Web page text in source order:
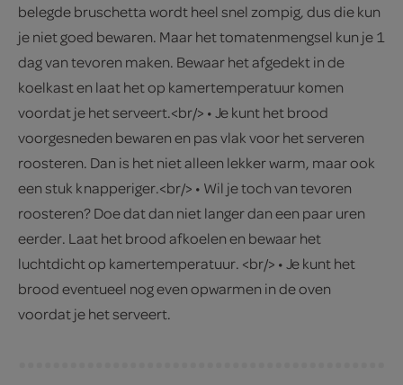
belegde bruschetta wordt heel snel zompig, dus die kun
je niet goed bewaren. Maar het tomatenmengsel kun je 1
dag van tevoren maken. Bewaar het afgedekt in de
koelkast en laat het op kamertemperatuur komen
voordat je het serveert.<br/> • Je kunt het brood
voorgesneden bewaren en pas vlak voor het serveren
roosteren. Dan is het niet alleen lekker warm, maar ook
een stuk knapperiger.<br/> • Wil je toch van tevoren
roosteren? Doe dat dan niet langer dan een paar uren
eerder. Laat het brood afkoelen en bewaar het
luchtdicht op kamertemperatuur. <br/> • Je kunt het
brood eventueel nog even opwarmen in de oven
voordat je het serveert.